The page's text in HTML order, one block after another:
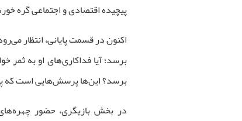
پیچیده اقتصادی و اجتماعی گره
اکنون در قسمت پایانی، انتظار
برسد؛ آیا فداکاری‌های او به ثمر
برسد؟ این‌ها پرسش‌هایی است که
در بخش بازیگری، حضور